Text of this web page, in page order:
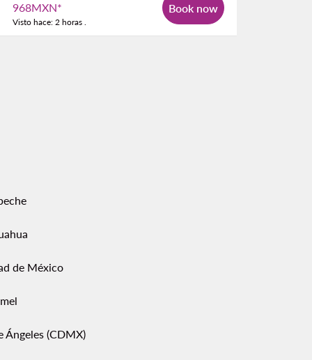
968MXN*
Visto hace: 2 horas .
Book now
de México
Ángeles (CDMX)